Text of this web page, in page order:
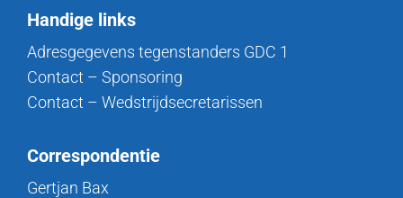
Handige links
Adresgegevens tegenstanders GDC 1
Contact – Sponsoring
Contact – Wedstrijdsecretarissen
Correspondentie
Gertjan Bax